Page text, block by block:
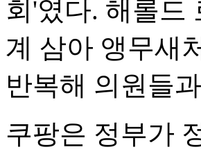
회'였다. 해롤드
계 삼아 앵무새
반복해 의원들
쿠팡은 정부가